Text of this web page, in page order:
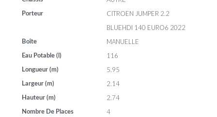
Porteur
CITROEN JUMPER 2.2
BLUEHDI 140 EURO6 2022
Boîte MANUELLE
Eau Potable (l) 116
Longueur (m) 5.95
Largeur (m) 2.14
Hauteur (m) 2.74
Nombre De Places 4